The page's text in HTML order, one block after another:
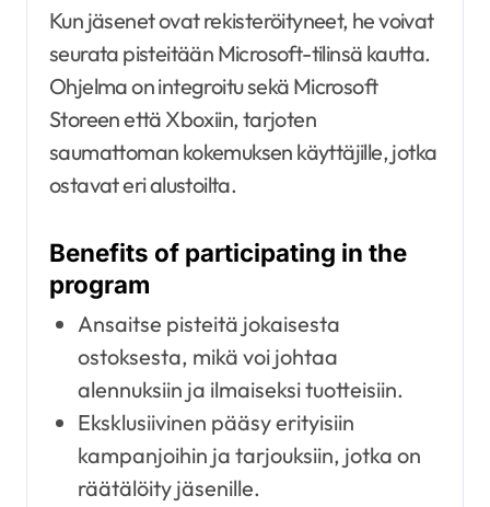
Kun jäsenet ovat rekisteröityneet, he voivat
seurata pisteitään Microsoft-tilinsä kautta.
Ohjelma on integroitu sekä Microsoft
Storeen että Xboxiin, tarjoten
saumattoman kokemuksen käyttäjille, jotka
ostavat eri alustoilta.
Benefits of participating in the
program
Ansaitse pisteitä jokaisesta
ostoksesta, mikä voi johtaa
alennuksiin ja ilmaiseksi tuotteisiin.
Eksklusiivinen pääsy erityisiin
kampanjoihin ja tarjouksiin, jotka on
räätälöity jäsenille.